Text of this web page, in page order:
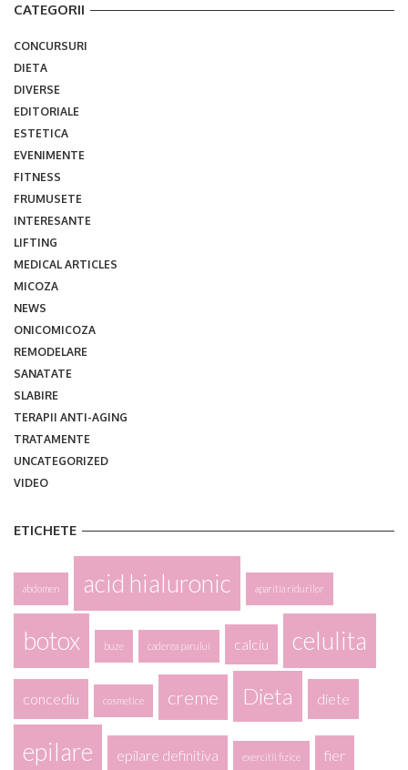
CATEGORII
CONCURSURI
DIETA
DIVERSE
EDITORIALE
ESTETICA
EVENIMENTE
FITNESS
FRUMUSETE
INTERESANTE
LIFTING
MEDICAL ARTICLES
MICOZA
NEWS
ONICOMICOZA
REMODELARE
SANATATE
SLABIRE
TERAPII ANTI-AGING
TRATAMENTE
UNCATEGORIZED
VIDEO
ETICHETE
abdomen acid hialuronic aparitia ridurilor
botox buze caderea parului calciu celulita
concediu cosmetice creme Dieta diete
epilare epilare definitiva exercitii fizice fier